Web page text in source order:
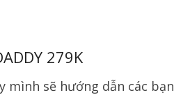
279K
mình sẽ hướng dẫn các